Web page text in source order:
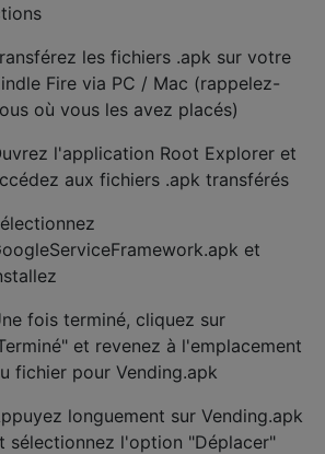
les fichiers .apk sur votre
Fire via PC / Mac (rappelez-
où vous les avez placés)
l'application Root Explorer et
aux fichiers .apk transférés
et
fois terminé, cliquez sur
et revenez à l'emplacement
fichier pour Vending.apk
longuement sur Vending.apk
sélectionnez l'option "Déplacer"